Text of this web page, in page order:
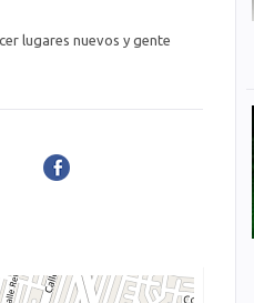
lugares nuevos y gente